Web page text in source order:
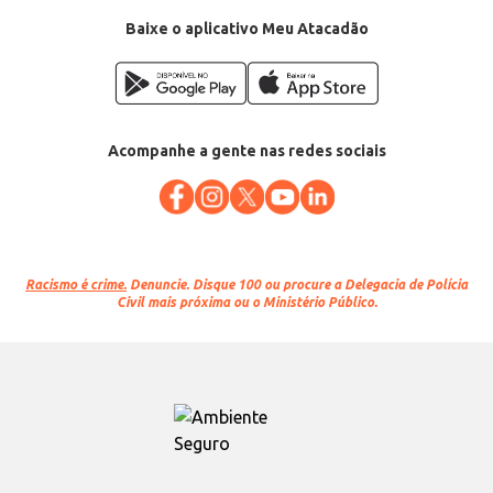
Baixe o aplicativo Meu Atacadão
Acompanhe a gente nas redes sociais
Racismo é crime. Denuncie. Disque 100 ou procure a Delegacia de Polícia
Civil mais próxima ou o Ministério Público.